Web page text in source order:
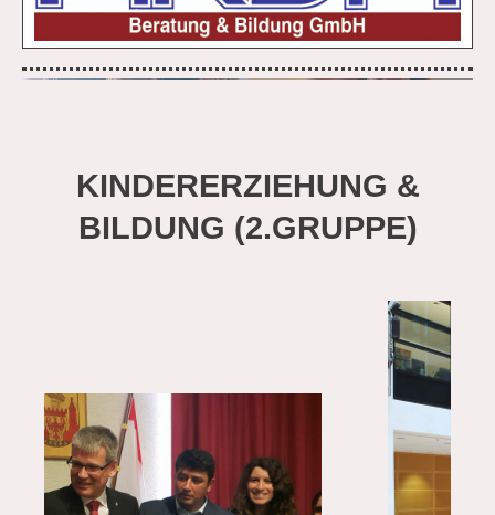
KINDERERZIEHUNG &
BILDUNG (2.GRUPPE)